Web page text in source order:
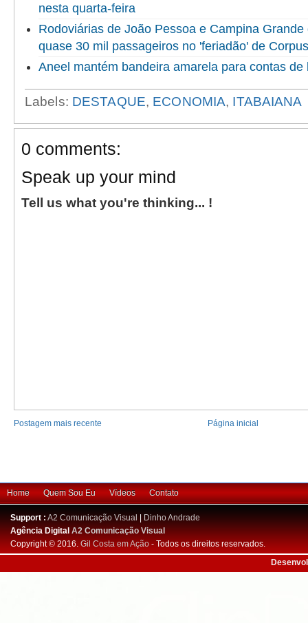
nesta quarta-feira
Rodoviárias de João Pessoa e Campina
quase 30 mil passageiros no 'feriadão' de
Aneel mantém bandeira amarela para contas
Labels: DESTAQUE, ECONOMIA, ITABAIANA
0 comments:
Speak up your mind
Tell us what you're thinking... !
Postagem mais recente Página inicial
Home Quem Sou Eu Vídeos Contato
Support : A2 Comunicação Visual
Dinho Andrade
Agência DigitalA2 Comunicação Visual
Copyright © 2016. Gil Costa em Ação - Todos os direitos reservados.